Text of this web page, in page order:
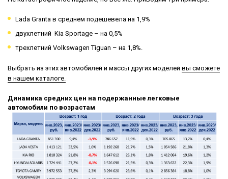
Lada Granta в среднем подешевела на 1,9%
двухлетний Kia Sportage – на 0,5%
трехлетний Volkswagen Tiguan – на 1,8%.
Выбрать из этих автомобилей и массы других моделей вы сможете
в нашем каталоге.
Динамика средних цен на подержанные легковые
автомобили по возрастам